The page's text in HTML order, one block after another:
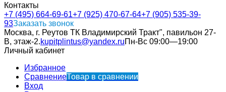
Контакты
+7 (495) 664-69-61+7 (925) 470-67-64+7 (905) 535-39-
93Заказать звонок
Москва, г. Реутов ТК Владимирский Тракт", павильон 27-
В, этаж-2.kupitplintus@yandex.ruПн-Вс 09:00—19:00
Личный кабинет
Избранное
СравнениеТовар в сравнении
Вход